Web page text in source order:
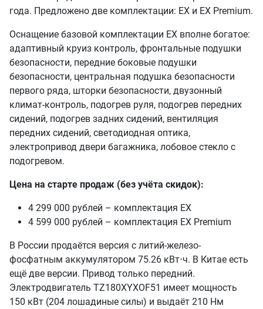
года. Предложено две комплектации: EX и EX Premium.
Оснащение базовой комплектации EX вполне богатое:
адаптивный круиз контроль, фронтальные подушки
безопасности, передние боковые подушки
безопасности, центральная подушка безопасности
первого ряда, шторки безопасности, двузонный
климат-контроль, подогрев руля, подогрев передних
сидений, подогрев задних сидений, вентиляция
передних сидений, светодиодная оптика,
электропривод двери багажника, лобовое стекло с
подогревом.
Цена на старте продаж (без учёта скидок):
4 299 000 рублей – комплектация EX
4 599 000 рублей – комплектация EX Premium
В России продаётся версия с литий-железо-
фосфатным аккумулятором 75.26 кВт⋅ч. В Китае есть
ещё две версии. Привод только передний.
Электродвигатель TZ180XYXOF51 имеет мощность
150 кВт (204 лошадиные силы) и выдаёт 210 Нм